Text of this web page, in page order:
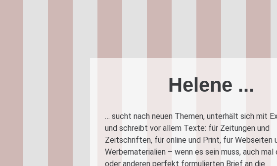
Helene ...
… sucht nach neuen Themen, unterhält sich mit
und schreibt vor allem Texte: für Zeitungen und
Zeitschriften, für online und Print, für Webseiten
Werbematerialien – wenn es sein muss, auch mal
oder anderen perfekt formulierten Brief an die